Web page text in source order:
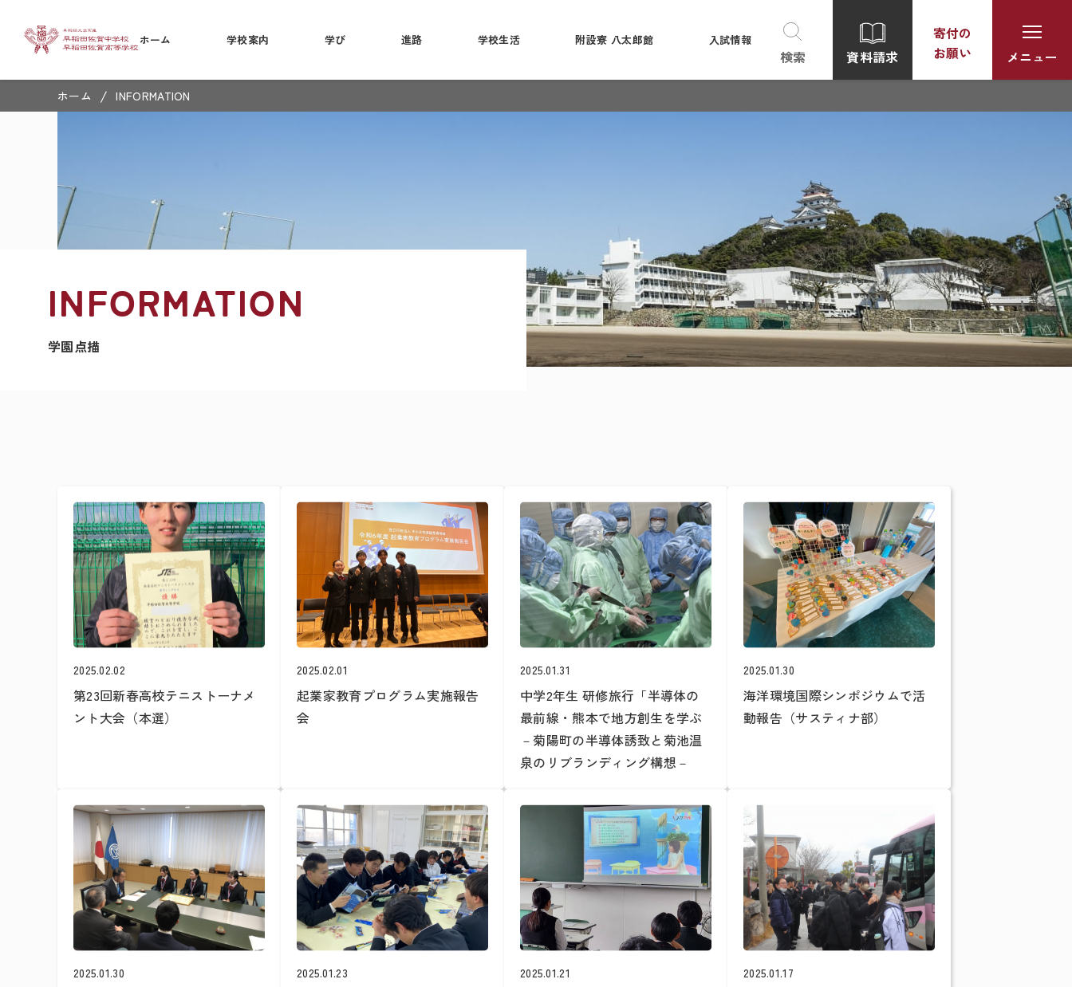
ホーム 学校案内 学び 進路 学校生活 附設寮 八太郎館 入試情報
資料請求
寄付の
お願い
検索 メニュー
ホーム / INFORMATION
INFORMATION
学園点描
2025.02.02
第23回新春高校テニストーナメ
ント大会（本選）
2025.02.01
起業家教育プログラム実施報告
会
2025.01.31
中学2年生 研修旅行「半導体の
最前線・熊本で地方創生を学ぶ
－菊陽町の半導体誘致と菊池温
泉のリブランディング構想－
2025.01.30
海洋環境国際シンポジウムで活
動報告（サスティナ部）
2025.01.30 2025.01.23 2025.01.21 2025.01.17